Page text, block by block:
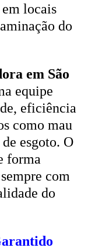
locais
do
em São
equipe
eficiência
como mau
esgoto. O
forma
com
do